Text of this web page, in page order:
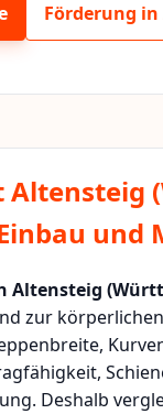
Förderung
Altensteig
Altensteig
zur
Deshalb